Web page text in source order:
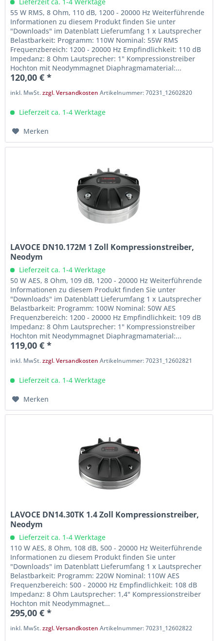
55 W RMS, 8 Ohm, 110 dB, 1200 - 20000 Hz Weiterführende
Informationen zu diesem Produkt finden Sie unter
"Downloads" im Datenblatt Lieferumfang 1 x Lautsprecher
Belastbarkeit: Programm: 110W Nominal: 55W RMS
Frequenzbereich: 1200 - 20000 Hz Empfindlichkeit: 110 dB
Impedanz: 8 Ohm Lautsprecher: 1" Kompressionstreiber
Hochton mit Neodymmagnet Diaphragmamaterial:...
120,00 € *
inkl. MwSt.zzgl. Versandkosten Artikelnummer: 70231_12602820
Lieferzeit ca. 1-4 Werktage
Merken
LAVOCE DN10.172M 1 Zoll Kompressionstreiber,
Neodym
Lieferzeit ca. 1-4 Werktage
50 W AES, 8 Ohm, 109 dB, 1200 - 20000 Hz Weiterführende
Informationen zu diesem Produkt finden Sie unter
"Downloads" im Datenblatt Lieferumfang 1 x Lautsprecher
Belastbarkeit: Programm: 100W Nominal: 50W AES
Frequenzbereich: 1200 - 20000 Hz Empfindlichkeit: 109 dB
Impedanz: 8 Ohm Lautsprecher: 1" Kompressionstreiber
Hochton mit Neodymmagnet Diaphragmamaterial:...
119,00 € *
inkl. MwSt.zzgl. Versandkosten Artikelnummer: 70231_12602821
Lieferzeit ca. 1-4 Werktage
Merken
LAVOCE DN14.30TK 1.4 Zoll Kompressionstreiber,
Neodym
Lieferzeit ca. 1-4 Werktage
110 W AES, 8 Ohm, 108 dB, 500 - 20000 Hz Weiterführende
Informationen zu diesem Produkt finden Sie unter
"Downloads" im Datenblatt Lieferumfang 1 x Lautsprecher
Belastbarkeit: Programm: 220W Nominal: 110W AES
Frequenzbereich: 500 - 20000 Hz Empfindlichkeit: 108 dB
Impedanz: 8 Ohm Lautsprecher: 1,4" Kompressionstreiber
Hochton mit Neodymmagnet...
295,00 € *
inkl. MwSt.zzgl. Versandkosten Artikelnummer: 70231_12602822